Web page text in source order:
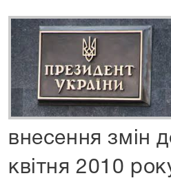
внесення змін
квітня 2010